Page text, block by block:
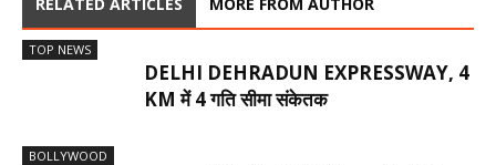
TOP NEWS
DELHI DEHRADUN EXPRESSWAY, 4
KM में 4 गति सीमा संकेतक
BOLLYWOOD